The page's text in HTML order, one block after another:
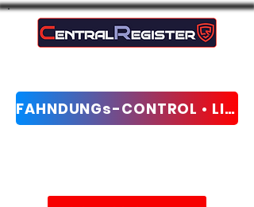
FAHNDUNGs-CONTROL • LIVE-CHECK